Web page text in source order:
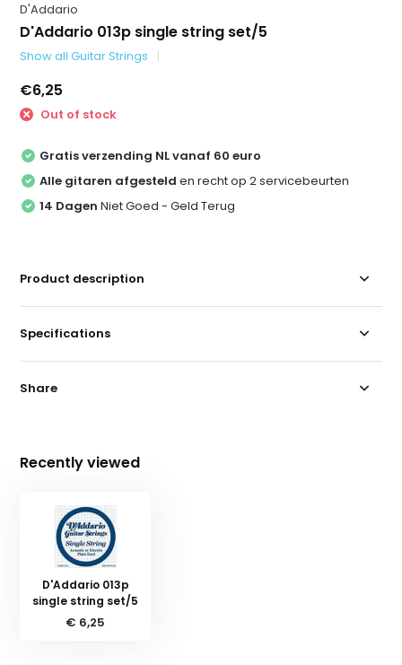
D'Addario
D'Addario 013p single string set/5
Show all Guitar Strings
€6,25
Out of stock
Gratis verzending NL vanaf 60 euro
Alle gitaren afgesteld en recht op 2 servicebeurten
14 Dagen Niet Goed - Geld Terug
Product description
Specifications
Share
Recently viewed
D'Addario 013p
single string set/5
€ 6,25